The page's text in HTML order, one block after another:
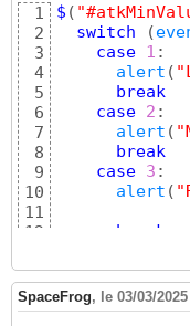
1
2
3
4
5
6
7
8
9
10
11
12
14
15
16
$ (
switch
(
case 1 :
alert (
break
case 2 :
alert (
break
case 3 :
alert (
break
alert(
}
})
SpaceFrog, le 03/03/